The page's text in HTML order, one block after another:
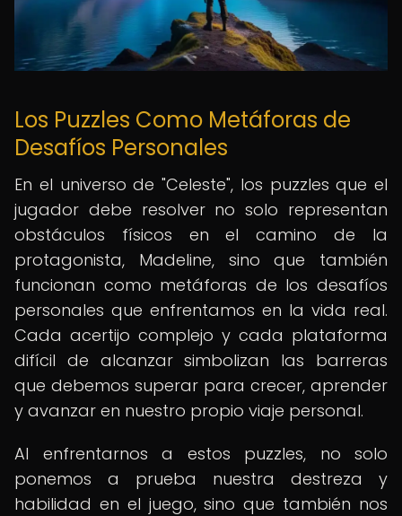
Los Puzzles Como Metáforas de
Desafíos Personales
En el universo de "Celeste", los puzzles que el
jugador debe resolver no solo representan
obstáculos físicos en el camino de la
protagonista, Madeline, sino que también
funcionan como metáforas de los desafíos
personales que enfrentamos en la vida real.
Cada acertijo complejo y cada plataforma
difícil de alcanzar simbolizan las barreras
que debemos superar para crecer, aprender
y avanzar en nuestro propio viaje personal.
Al enfrentarnos a estos puzzles, no solo
ponemos a prueba nuestra destreza y
habilidad en el juego, sino que también nos